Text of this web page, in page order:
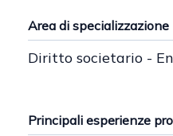
Area di specializzazione
Diritto societario -
Principali esperienze